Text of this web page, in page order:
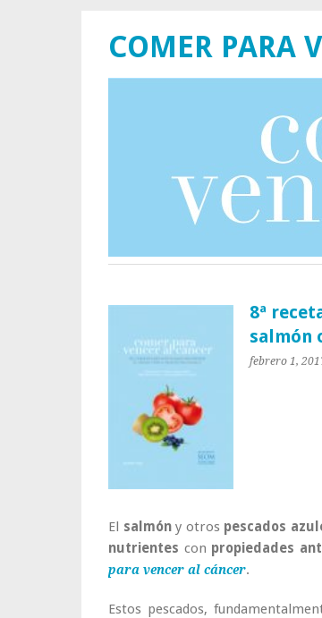
COMER PARA
8ª
salmón
febrero 1,
El salmóny otros pescados
nutrientes con propiedades
para vencer al cáncer.
Estos pescados,